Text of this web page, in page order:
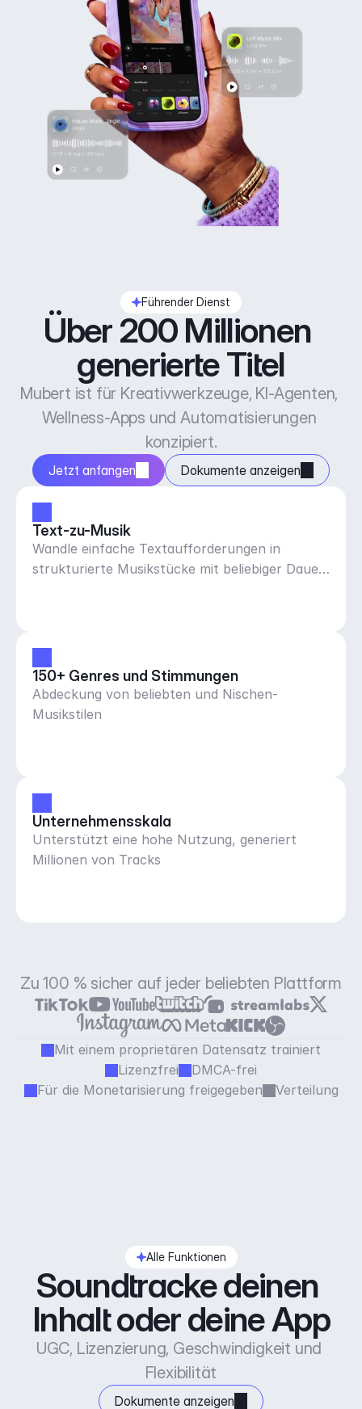
Führender Dienst
Über 200 Millionen
generierte Titel
Mubert ist für Kreativwerkzeuge, KI-Agenten,
Wellness-Apps und Automatisierungen
konzipiert.
Jetzt anfangen Dokumente anzeigen
Text-zu-Musik
Wandle einfache Textaufforderungen in
strukturierte Musikstücke mit beliebiger Dauer
150+ Genres und Stimmungen
Abdeckung von beliebten und Nischen-
Musikstilen
Unternehmensskala
Unterstützt eine hohe Nutzung, generiert
Millionen von Tracks
Zu 100 % sicher auf jeder beliebten Plattform
Mit einem proprietären Datensatz trainiert
Lizenzfrei
DMCA-frei
Für die Monetarisierung freigegeben
Verteilung
Alle Funktionen
Soundtracke deinen
Inhalt oder deine App
UGC, Lizenzierung, Geschwindigkeit und
Flexibilität
Dokumente anzeigen